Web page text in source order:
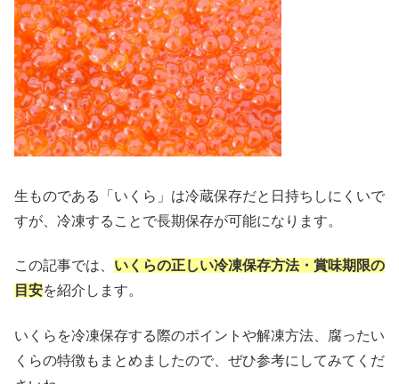
生ものである「いくら」は冷蔵保存だと日持ちしにくいで
すが、冷凍することで長期保存が可能になります。
この記事では、 いくらの正しい冷凍保存方法・賞味期限の
目安を紹介します。
いくらを冷凍保存する際のポイントや解凍方法、腐ったい
くらの特徴もまとめましたので、ぜひ参考にしてみてくだ